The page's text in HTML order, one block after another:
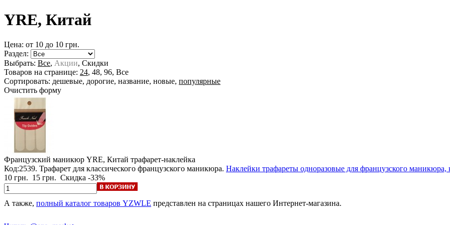
YRE, Китай
Цена: от 10 до 10 грн.
Раздел:
Выбрать: Все, Акции, Скидки
Товаров на странице: 24, 48, 96, Все
Сортировать: дешевые, дорогие, название, новые, популярные
Очистить форму
Французский маникюр YRE, Китай трафарет-наклейка
Код:2539. Трафарет для классического французского маникюра. Наклейки трафареты одноразовые для французского маникюра,
10 грн. 15 грн. Скидка -33%
А также, полный каталог товаров YZWLE представлен на страницах нашего Интернет-магазина.